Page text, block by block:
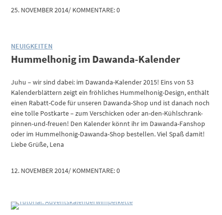
25. NOVEMBER 2014/ KOMMENTARE: 0
NEUIGKEITEN
Hummelhonig im Dawanda-Kalender
Juhu – wir sind dabei: im Dawanda-Kalender 2015! Eins von 53
Kalenderblättern zeigt ein fröhliches Hummelhonig-Design, enthält
einen Rabatt-Code für unseren Dawanda-Shop und ist danach noch
eine tolle Postkarte – zum Verschicken oder an-den-Kühlschrank-
pinnen-und-freuen! Den Kalender könnt ihr im Dawanda-Fanshop
oder im Hummelhonig-Dawanda-Shop bestellen. Viel Spaß damit!
Liebe Grüße, Lena
12. NOVEMBER 2014/ KOMMENTARE: 0